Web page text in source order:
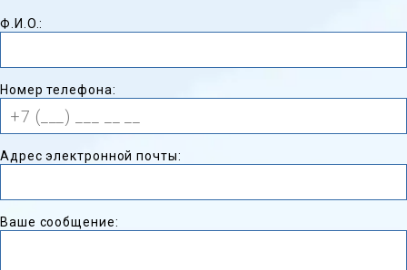
Ф.И.O.:
Номер телефона:
Адрес электронной почты:
Ваше сообщение: